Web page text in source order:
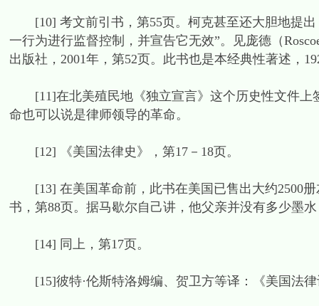
[10] 考文前引书，第55页。柯克甚至还大胆地提出
一行为进行监督控制，并宣告它无效”。见庞德（
出版社，2001年，第52页。此书也是本经典性著述，
[11]在北美殖民地《独立宣言》这个历史性文件上
命也可以说是律师领导的革命。
[12] 《美国法律史》，第17－18页。
[13] 在美国革命前，此书在美国已售出大约2500册
书，第88页。据马歇尔自己讲，他父亲并没有多少墨
[14] 同上，第17页。
[15]彼特·伦斯特洛姆编、贺卫方等译：《美国法律